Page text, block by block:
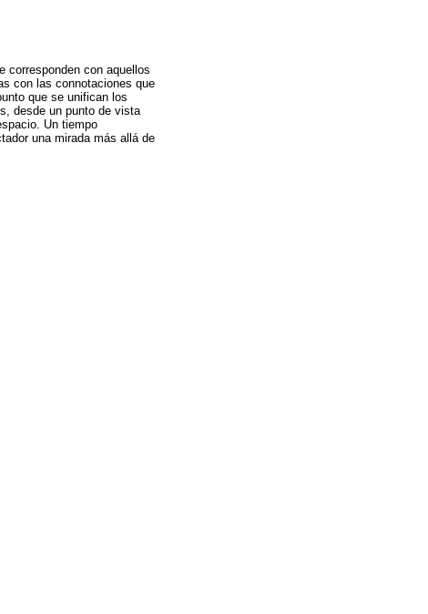
corresponden con aquellos
con las connotaciones que
que se unifican los
desde un punto de vista
Un tiempo
una mirada más allá de